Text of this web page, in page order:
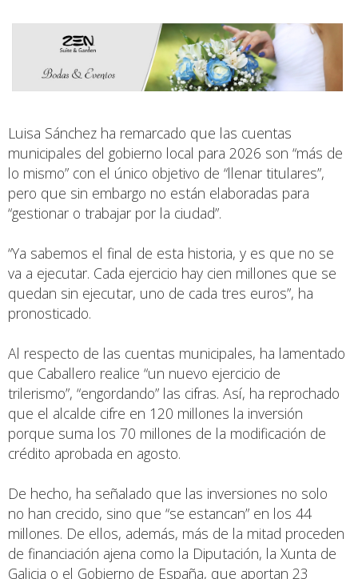
Luisa Sánchez ha remarcado que las cuentas
municipales del gobierno local para 2026 son “más de
lo mismo” con el único objetivo de “llenar titulares”,
pero que sin embargo no están elaboradas para
“gestionar o trabajar por la ciudad”.
“Ya sabemos el final de esta historia, y es que no se
va a ejecutar. Cada ejercicio hay cien millones que se
quedan sin ejecutar, uno de cada tres euros”, ha
pronosticado.
Al respecto de las cuentas municipales, ha lamentado
que Caballero realice “un nuevo ejercicio de
trilerismo”, “engordando” las cifras. Así, ha reprochado
que el alcalde cifre en 120 millones la inversión
porque suma los 70 millones de la modificación de
crédito aprobada en agosto.
De hecho, ha señalado que las inversiones no solo
no han crecido, sino que “se estancan” en los 44
millones. De ellos, además, más de la mitad proceden
de financiación ajena como la Diputación, la Xunta de
Galicia o el Gobierno de España, que aportan 23